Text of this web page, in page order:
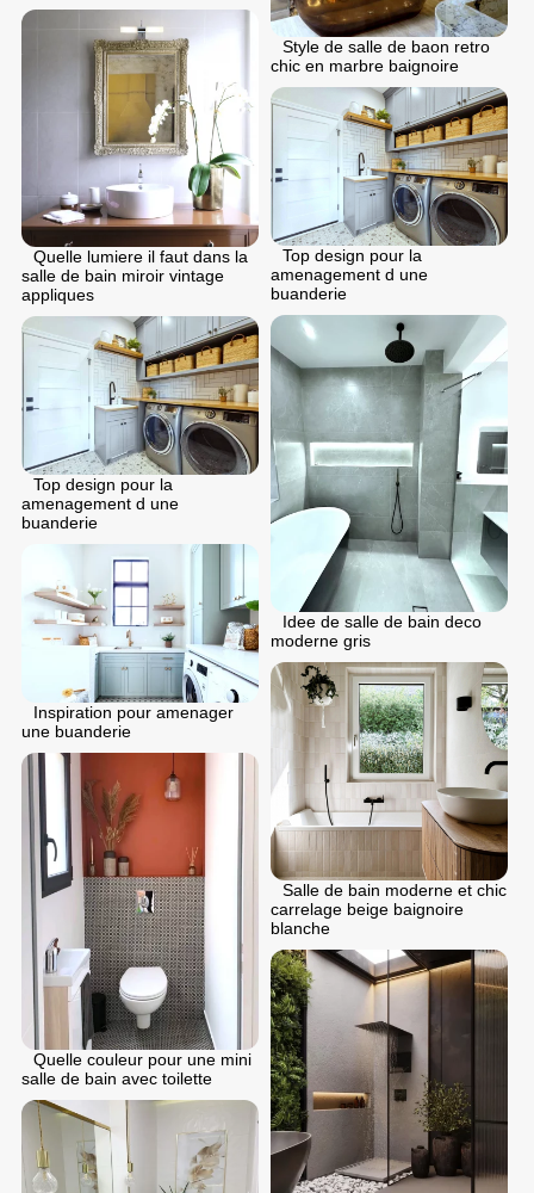
Style de salle de baon retro
chic en marbre baignoire
Quelle lumiere il faut dans la
salle de bain miroir vintage
appliques
Top design pour la
amenagement d une
buanderie
Idee de salle de bain deco
moderne gris
Top design pour la
amenagement d une
buanderie
Inspiration pour amenager
une buanderie
Salle de bain moderne et chic
carrelage beige baignoire
blanche
Quelle couleur pour une mini
salle de bain avec toilette